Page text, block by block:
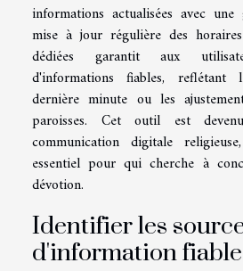
informations actualisées avec
mise à jour régulière des
dédiées garantit aux
d'informations fiables, reflétant
dernière minute ou les
paroisses. Cet outil est
communication digitale
essentiel pour qui cherche à
dévotion.
Identifier les
d'information